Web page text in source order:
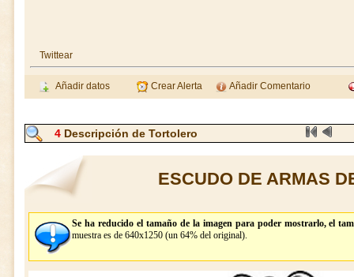
Twittear
Añadir datos Crear Alerta Añadir Comentario
4 Descripción de Tortolero
ESCUDO DE ARMAS
Se ha reducido el tamaño de la imagen para poder mostrarlo, el
muestra es de 640x1250 (un 64% del original).